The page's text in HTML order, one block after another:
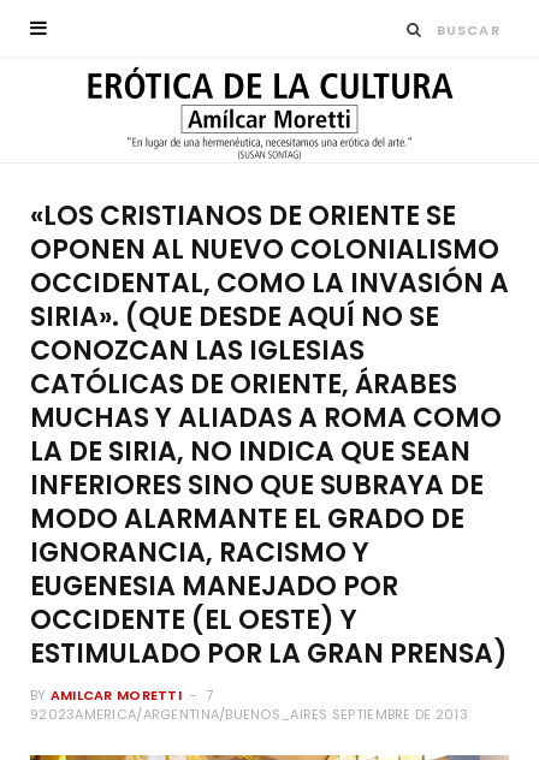
«LOS CRISTIANOS DE ORIENTE SE
OPONEN AL NUEVO COLONIALISMO
OCCIDENTAL, COMO LA INVASIÓN A
SIRIA». (QUE DESDE AQUÍ NO SE
CONOZCAN LAS IGLESIAS
CATÓLICAS DE ORIENTE, ÁRABES
MUCHAS Y ALIADAS A ROMA COMO
LA DE SIRIA, NO INDICA QUE SEAN
INFERIORES SINO QUE SUBRAYA DE
MODO ALARMANTE EL GRADO DE
IGNORANCIA, RACISMO Y
EUGENESIA MANEJADO POR
OCCIDENTE (EL OESTE) Y
ESTIMULADO POR LA GRAN PRENSA)
BY AMILCAR MORETTI
7
92023AMERICA/ARGENTINA/BUENOS_AIRES SEPTIEMBRE DE 2013